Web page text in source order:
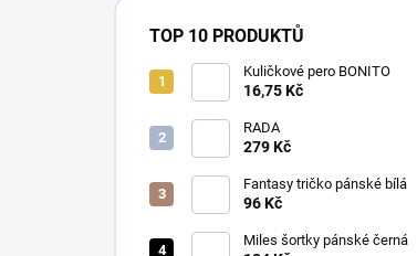
TOP 10 PRODUKTŮ
Kuličkové pero BONITO
16,75 Kč
RADA
279 Kč
Fantasy tričko pánské bílá
96 Kč
Miles šortky pánské černá